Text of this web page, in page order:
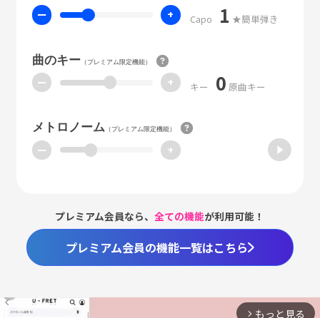
ー + Capo 1 ★簡単弾き
曲のキー（プレミアム限定機能）
ー + キー 0 原曲キー
メトロノーム（プレミアム限定機能）
ー +
プレミアム会員なら、全ての機能が利用可能！
プレミアム会員の機能一覧はこちら
arrow_forward_ios もっと見る